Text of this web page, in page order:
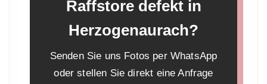
Raffstore defekt in
Herzogenaurach?
Senden Sie uns Fotos per WhatsApp
oder stellen Sie direkt eine Anfrage